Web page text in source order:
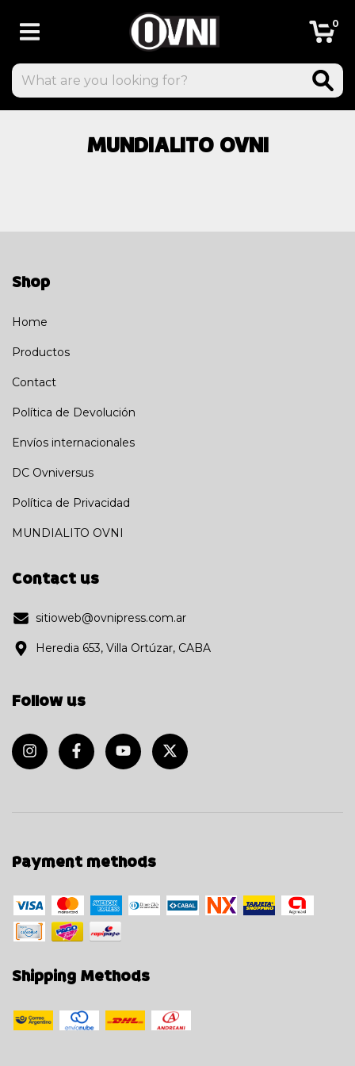
0
MUNDIALITO OVNI
Shop
Home
Productos
Contact
Política de Devolución
Envíos internacionales
DC Ovniversus
Política de Privacidad
MUNDIALITO OVNI
Contact us
sitioweb@ovnipress.com.ar
Heredia 653, Villa Ortúzar, CABA
Follow us
Payment methods
Shipping Methods